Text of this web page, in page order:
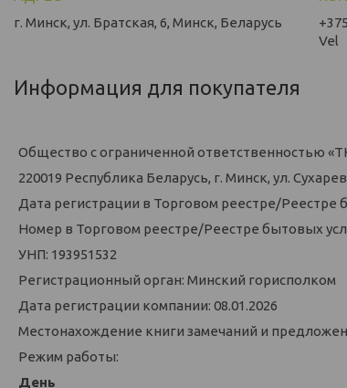
г. Минск, ул. Братская, 6, Минск, Беларусь
Vel
Информация для покупателя
Общество с ограниченной ответственностью
220019 Республика Беларусь, г. Минск, ул.
Дата регистрации в Торговом реестре/
Номер в Торговом реестре/Реестре бытовых
УНП: 193951532
Регистрационный орган: Минский горисполком
Дата регистрации компании: 08.01.2026
Местонахождение книги замечаний и
Режим работы:
День